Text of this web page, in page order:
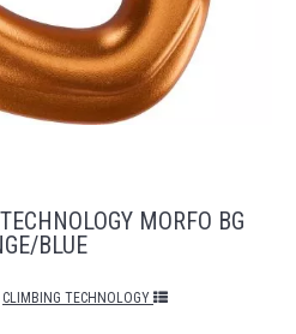
MORFO BG
BLUE
CLIMBING TECHNOLOGY